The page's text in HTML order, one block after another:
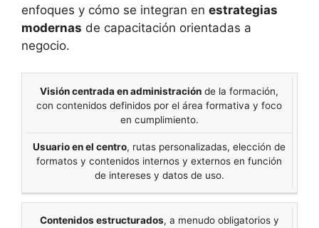
enfoques y cómo se integran en estrategias
modernas de capacitación orientadas a
negocio.
LMS LXP
Visión centrada en administración de la formación,
con contenidos definidos por el área formativa y foco
en cumplimiento.
Usuario en el centro, rutas personalizadas, elección de
formatos y contenidos internos y externos en función
de intereses y datos de uso.
Contenidos estructurados, a menudo obligatorios y